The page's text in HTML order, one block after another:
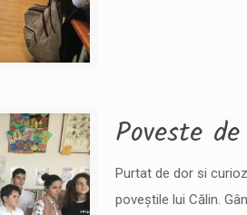
Poveste
Purtat de dor si
poveștile lui Călin.